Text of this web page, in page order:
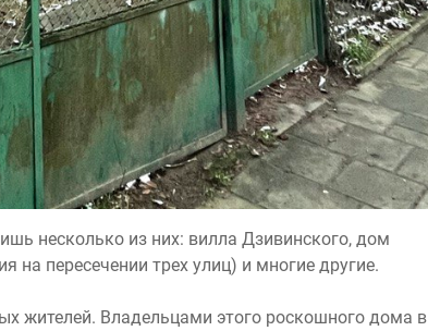
несколько из них: вилла Дзивинского, дом
на пересечении трех улиц) и многие другие.
жителей. Владельцами этого роскошного дома в